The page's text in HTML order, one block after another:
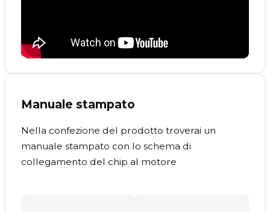
Manuale stampato
Nella confezione del prodotto troverai un
manuale stampato con lo schema di
collegamento del chip al motore